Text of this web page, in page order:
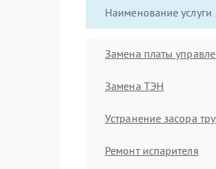
Наименование услуги
Замена платы
Замена ТЭН
Устранение засора
Ремонт испарителя